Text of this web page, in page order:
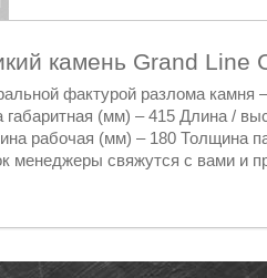
камень Grand
фактурой разлома камня
габаритная (мм) – 415 Длина /
рабочая (мм) – 180 Толщина
менеджеры свяжутся с вами и